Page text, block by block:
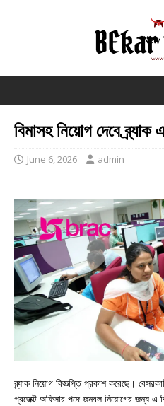
বিমাসহ নিয়োগ দেবে
June 6, 2026 admin
ব্র্যাক নিয়োগ বিজ্ঞপ্তি প্রকাশ করেছে।
প্রজেক্ট অফিসার পদে জনবল নিয়োগের জন্য এ